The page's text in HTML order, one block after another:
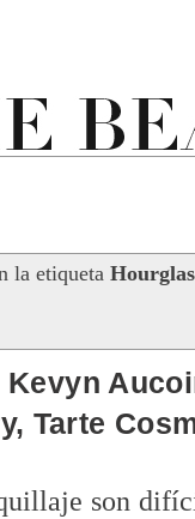
la etiqueta
Tarte
son